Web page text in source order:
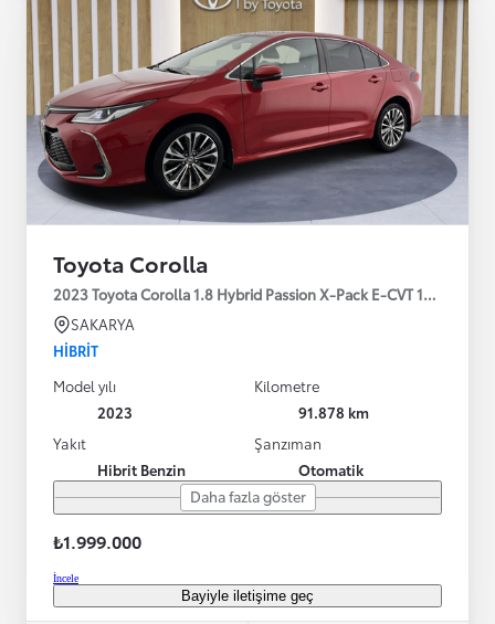
Toyota Corolla
2023 Toyota Corolla 1.8 Hybrid Passion X-Pack E-CVT 140HP
SAKARYA
HIBRIT
Model yılı
2023
Kilometre
91.878 km
Yakıt
Hibrit Benzin
Şanzıman
Otomatik
Daha fazla göster
₺1.999.000
İncele
Bayiyle iletişime geç